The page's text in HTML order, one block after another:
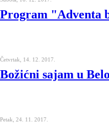
Program "Adventa
Četvrtak, 14. 12. 2017.
Božićni sajam u
Petak, 24. 11. 2017.